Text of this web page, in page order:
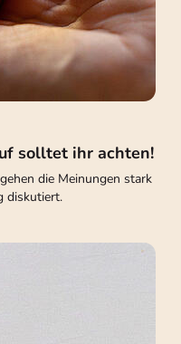
solltet ihr achten!
die Meinungen stark
diskutiert.